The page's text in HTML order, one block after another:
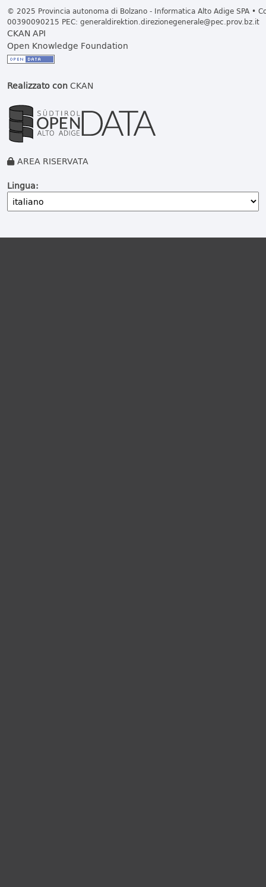
© 2025 Provincia autonoma di Bolzano - Informatica Alto Adige SPA •
00390090215 PEC: generaldirektion.direzionegenerale@pec.prov.bz.it
CKAN API
Open Knowledge Foundation
Realizzato conCKAN
AREA RISERVATA
Lingua